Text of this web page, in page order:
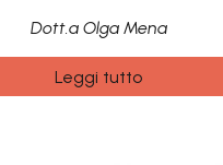
Dott.a Olga Mena
Leggi tutto